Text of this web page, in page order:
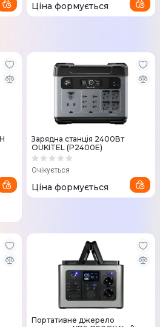
Ціна формується
Зарядна станція 2400Вт
OUKITEL (P2400E)
Очікується
Ціна формується
Портативне джерело